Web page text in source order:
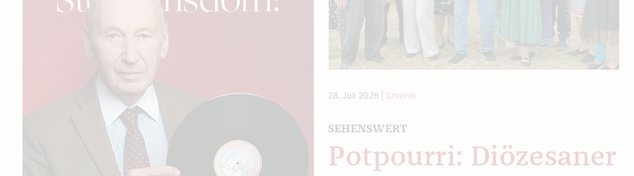
28. Juli 2026 Chronik
SEHENSWERT
Potpourri: Diözesaner